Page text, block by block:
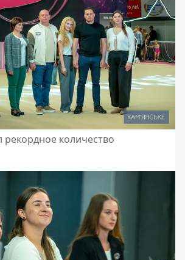
рекордное количество